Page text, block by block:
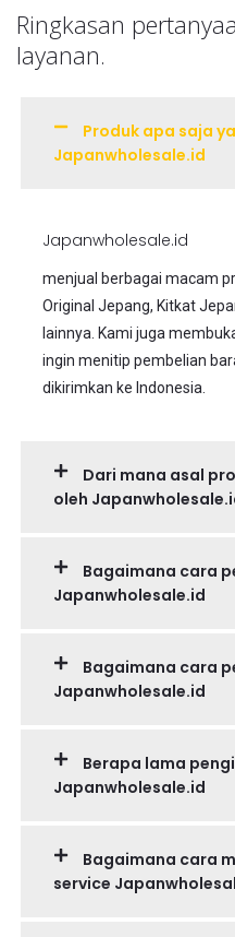
Ringkasan
layanan.
Produk apa saja
Japanwholesale.id
Japanwholesale.id
menjual berbagai macam
Original Jepang, Kitkat
lainnya. Kami juga
ingin menitip pembelian
dikirimkan ke Indonesia.
Dari mana asal
oleh
Bagaimana cara
Japanwholesale.id
Bagaimana cara
Japanwholesale.id
Berapa lama
Japanwholesale.id
Bagaimana cara
service